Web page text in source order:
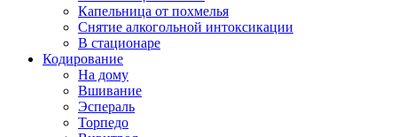
Капельница от похмелья
Снятие алкогольной интоксикации
В стационаре
Кодирование
На дому
Вшивание
Эспераль
Торпедо